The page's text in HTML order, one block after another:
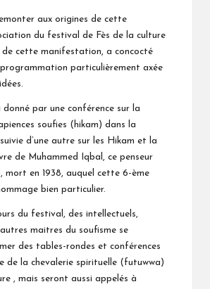
aux origines de cette
du festival de Fès de la culture
de cette manifestation, a concocté
particulièrement axée
donné par une conférence sur la
soufies (hikam) dans la
d’une autre sur les Hikam et la
de Muhammed Iqbal, ce penseur
mort en 1938, auquel cette 6-ème
bien particulier.
du festival, des intellectuels,
maitres du soufisme se
des tables-rondes et conférences
de la chevalerie spirituelle (futuwwa)
, mais seront aussi appelés à